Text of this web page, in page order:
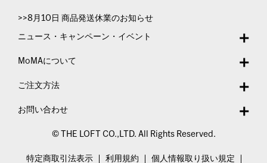
>>8月10日 商品発送休業のお知らせ
ニュース・キャンペーン・イベント
MoMAについて
ご注文方法
お問い合わせ
© THE LOFT CO.,LTD. All Rights Reserved.
特定商取引法表示 利用規約 個人情報取り扱い規定